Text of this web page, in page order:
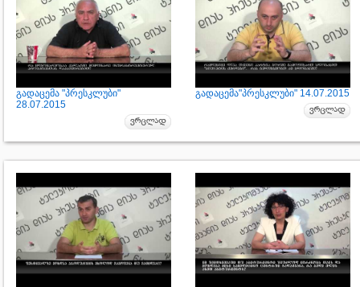
გადაცემა "პრესკლუბი"
28.07.2015
გადაცემა"პრესკლუბი" 14.07.2015